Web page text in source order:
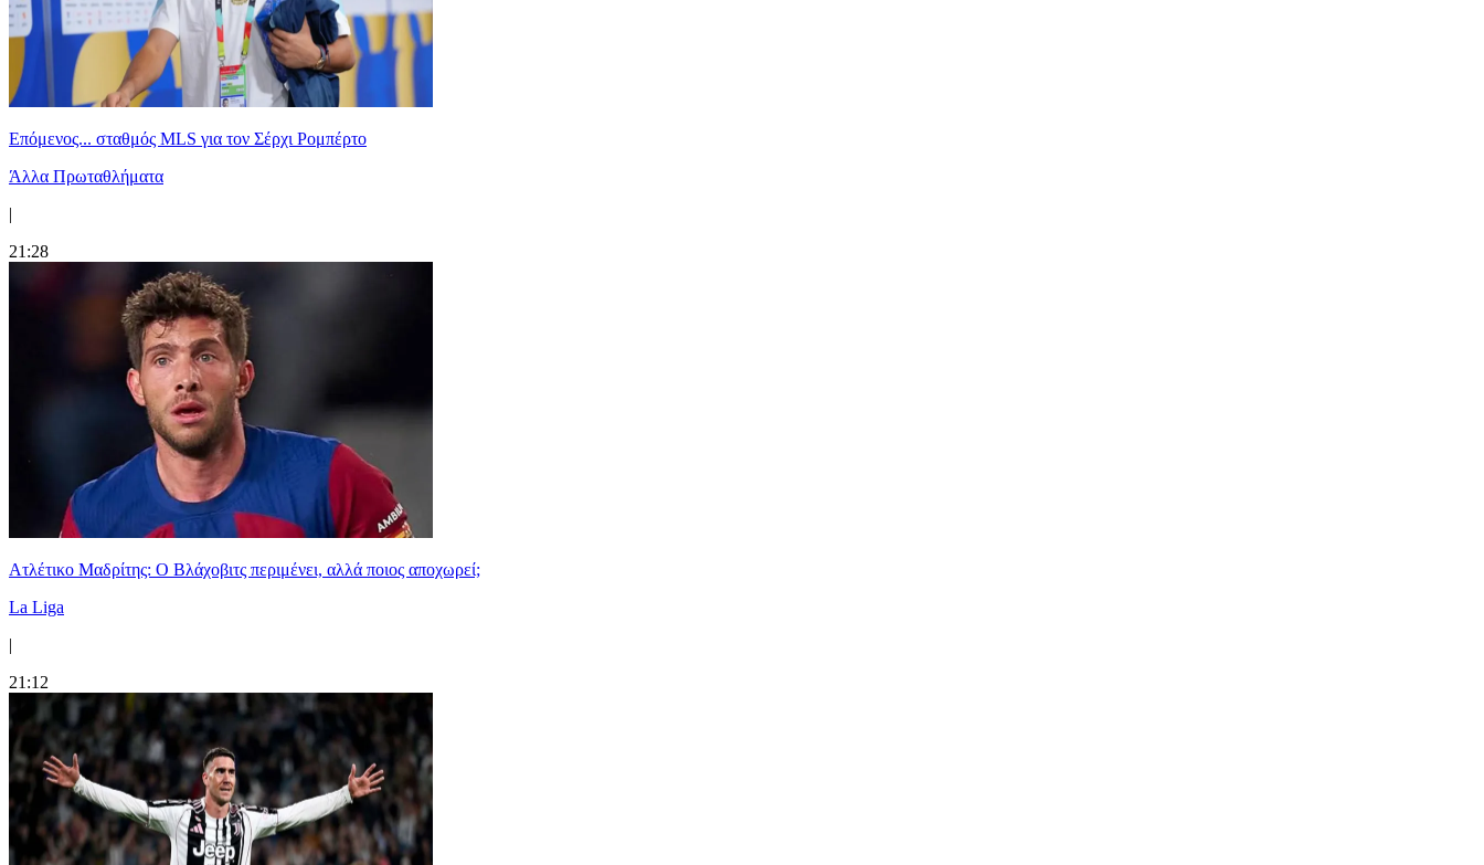
Επόμενος... σταθμός MLS για τον Σέρχι Ρομπέρτο
Άλλα Πρωταθλήματα
|
21:28
Ατλέτικο Μαδρίτης: Ο Βλάχοβιτς περιμένει, αλλά ποιος αποχωρεί;
La Liga
|
21:12